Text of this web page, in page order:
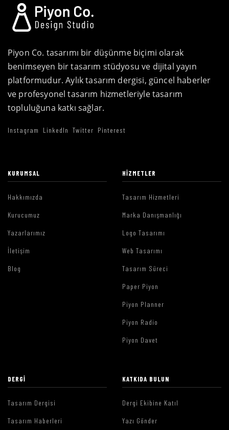
Piyon Co. tasarımı bir düşünme biçimi olarak
benimseyen bir tasarım stüdyosu ve dijital yayın
platformudur. Aylık tasarım dergisi, güncel haberler
ve profesyonel tasarım hizmetleriyle tasarım
topluluğuna katkı sağlar.
Instagram LinkedIn Twitter Pinterest
KURUMSAL
Hakkımızda
Kurucumuz
Yazarlarımız
İletişim
Blog
HIZMETLER
Tasarım Hizmetleri
Marka Danışmanlığı
Logo Tasarımı
Web Tasarımı
Tasarım Süreci
Paper Piyon
Piyon Planner
Piyon Radio
Piyon Davet
DERGI
Tasarım Dergisi
Tasarım Haberleri
KATKIDA BULUN
Dergi Ekibine Katıl
Yazı Gönder